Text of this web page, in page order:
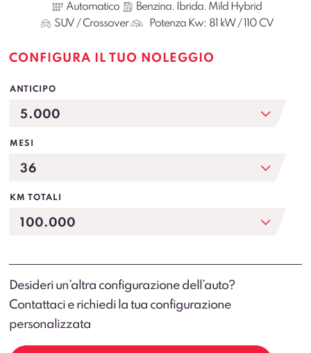
Automatico Benzina, Ibrida, Mild Hybrid
SUV / Crossover
Potenza Kw: 81 kW / 110 CV
CONFIGURA IL TUO NOLEGGIO
ANTICIPO
MESI
KM TOTALI
Desideri un’altra configurazione dell’auto?
Contattaci e richiedi la tua configurazione
personalizzata